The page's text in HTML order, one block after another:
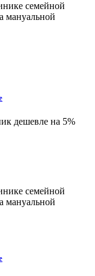
семейной
мануальной
дешевле на 5%
семейной
мануальной